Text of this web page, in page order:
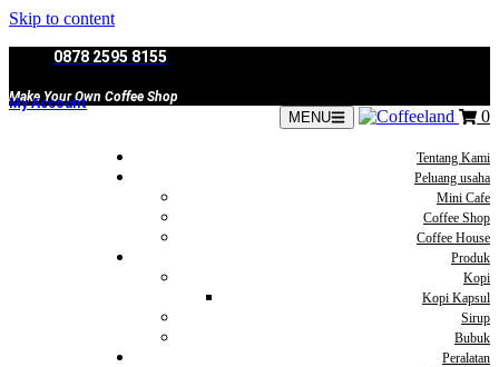
Skip to content
0878 2595 8155
Make Your Own Coffee Shop
My Account
MENU 0
Tentang Kami
Peluang usaha
Mini Cafe
Coffee Shop
Coffee House
Produk
Kopi
Kopi Kapsul
Sirup
Bubuk
Peralatan